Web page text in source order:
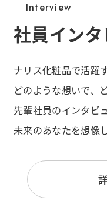
Interview
社員イン
ナリス化粧品で活躍
どのような想いで、
先輩社員のインタビ
未来のあなたを想像